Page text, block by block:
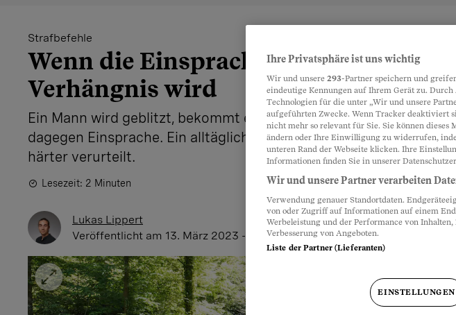
Strafbefehle
Wenn die Einsprache zum
Verhängnis wird
Ein Mann wird geblitzt, bekommt einen Strafbefehl und erhebt
dagegen Einsprache. Ein alltäglicher Fall. Doch dann wird er noch
härter verurteilt.
Lesezeit: 2 Minuten
Lukas Lippert
Veröffentlicht am 13. März 2023 - 17:15 Uhr
Ihre Privatsphäre ist uns wichtig
Wir und unsere 293-Partner speichern und
eindeutige Kennungen auf Ihrem Gerät zu.
Technologien für die unter „Wir und unsere
aufgeführten Zwecke. Wenn Tracker deaktiviert
nicht mehr so relevant für Sie. Sie können
ändern oder Ihre Einwilligung zu widerrufen,
unteren Rand der Webseite klicken. Ihre
Informationen finden Sie in unserer
Wir und unsere Partner verarbeiten
Verwendung genauer Standortdaten.
von oder Zugriff auf Informationen auf einem
Werbeleistung und der Performance von
Verbesserung von Angeboten.
Liste der Partner (Lieferanten)
EINSTELLUNGEN